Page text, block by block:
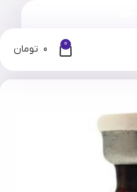
0
0 تومان